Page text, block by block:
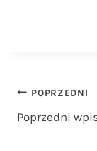
wpisu
POPRZEDNI
Poprzedni